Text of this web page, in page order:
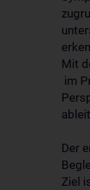
Mit
im
Der
Ziel